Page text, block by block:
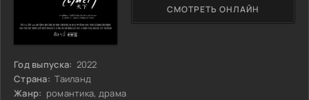
Год выпуска: 2022
Страна: Таиланд
Жанр: романтика, драма
СМОТРЕТЬ ОНЛАЙН